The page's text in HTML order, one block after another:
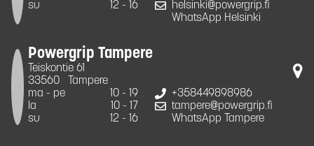
su
12 - 16
helsinki@powergrip.fi
WhatsApp Helsinki
Powergrip Tampere
Teiskontie 61
33560
Tampere
ma - pe
10 - 19
la
10 - 17
su
12 - 16
+358449898986
tampere@powergrip.fi
WhatsApp Tampere